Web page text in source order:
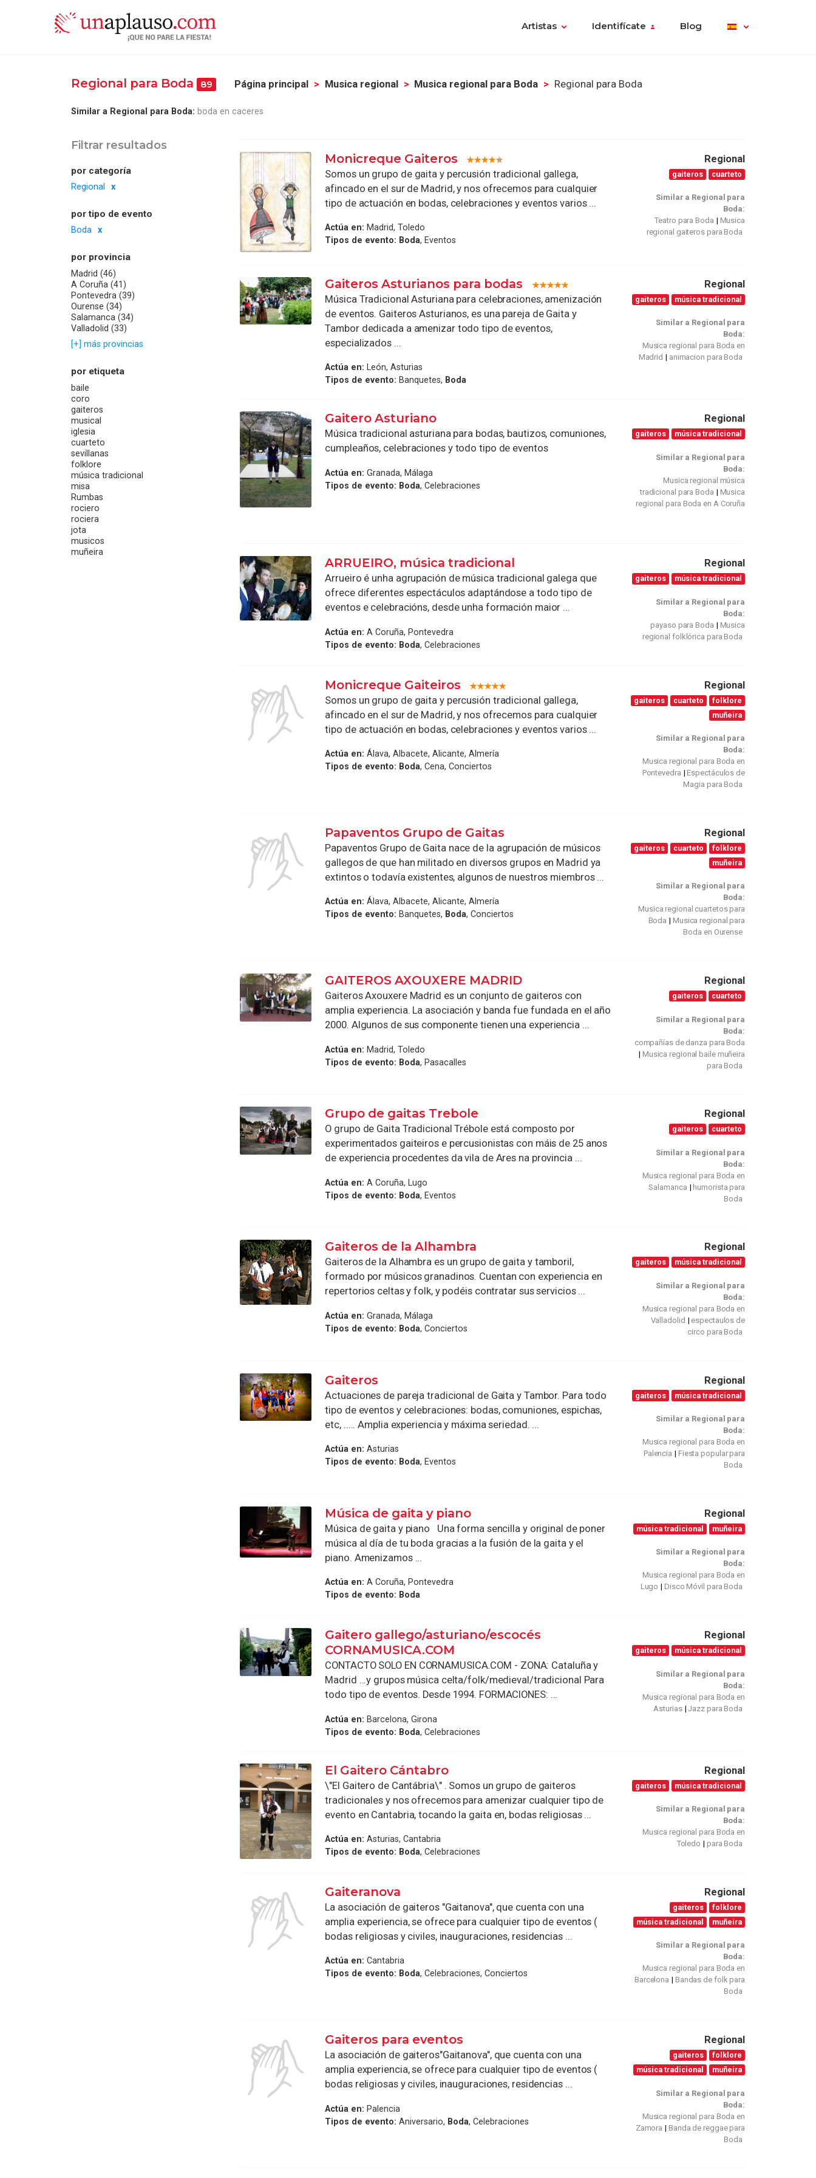
Artistas Identifícate Blog
Regional para Boda 89 Página principal Musica regional Musica regional para Boda Regional para Boda
Similar a Regional para Boda: boda en caceres
Filtrar resultados
por categoría
Regional
por tipo de evento
Boda
por provincia
Madrid (46)
A Coruña (41)
Pontevedra (39)
Ourense (34)
Salamanca (34)
Valladolid (33)
[+] más provincias
por etiqueta
baile
coro
gaiteros
musical
iglesia
cuarteto
sevillanas
folklore
música tradicional
misa
Rumbas
rociero
rociera
jota
musicos
muñeira
Monicreque Gaiteros
Somos un grupo de gaita y percusión tradicional gallega,
afincado en el sur de Madrid, y nos ofrecemos para cualquier
tipo de actuación en bodas, celebraciones y eventos varios ...
Actúa en: Madrid, Toledo
Tipos de evento: Boda, Eventos
Regional
gaiteros cuarteto
Similar a Regional para
Boda:
Teatro para Boda
Musica
regional gaiteros para Boda
Gaiteros Asturianos para bodas
Música Tradicional Asturiana para celebraciones, amenización
de eventos. Gaiteros Asturianos, es una pareja de Gaita y
Tambor dedicada a amenizar todo tipo de eventos,
especializados ...
Actúa en: León, Asturias
Tipos de evento: Banquetes, Boda
Regional
gaiteros música tradicional
Similar a Regional para
Boda:
Musica regional para Boda en
Madrid
animacion para Boda
Gaitero Asturiano
Música tradicional asturiana para bodas, bautizos, comuniones,
cumpleaños, celebraciones y todo tipo de eventos
Actúa en: Granada, Málaga
Tipos de evento: Boda, Celebraciones
Regional
gaiteros música tradicional
Similar a Regional para
Boda:
Musica regional música
tradicional para Boda
Musica
regional para Boda en A Coruña
ARRUEIRO, música tradicional
Arrueiro é unha agrupación de música tradicional galega que
ofrece diferentes espectáculos adaptándose a todo tipo de
eventos e celebracións, desde unha formación maior ...
Actúa en: A Coruña, Pontevedra
Tipos de evento: Boda, Celebraciones
Regional
gaiteros música tradicional
Similar a Regional para
Boda:
payaso para Boda
Musica
regional folklórica para Boda
Monicreque Gaiteiros
Somos un grupo de gaita y percusión tradicional gallega,
afincado en el sur de Madrid, y nos ofrecemos para cualquier
tipo de actuación en bodas, celebraciones y eventos varios ...
Actúa en: Álava, Albacete, Alicante, Almería
Tipos de evento: Boda, Cena, Conciertos
Regional
gaiteros cuarteto
folklore
muñeira
Similar a Regional para
Boda:
Musica regional para Boda en
Pontevedra
Espectáculos de
Magia para Boda
Papaventos Grupo de Gaitas
Papaventos Grupo de Gaita nace de la agrupación de músicos
gallegos de que han militado en diversos grupos en Madrid ya
extintos o todavía existentes, algunos de nuestros miembros ...
Actúa en: Álava, Albacete, Alicante, Almería
Tipos de evento: Banquetes, Boda, Conciertos
Regional
gaiteros cuarteto
folklore
muñeira
Similar a Regional para
Boda:
Musica regional cuartetos para
Boda
Musica regional para
Boda en Ourense
GAITEROS AXOUXERE MADRID
Gaiteros Axouxere Madrid es un conjunto de gaiteros con
amplia experiencia. La asociación y banda fue fundada en el año
2000. Algunos de sus componente tienen una experiencia ...
Actúa en: Madrid, Toledo
Tipos de evento: Boda, Pasacalles
Regional
gaiteros cuarteto
Similar a Regional para
Boda:
compañías de danza para Boda
Musica regional baile muñeira
para Boda
Grupo de gaitas Trebole
O grupo de Gaita Tradicional Trébole está composto por
experimentados gaiteiros e percusionistas con máis de 25 anos
de experiencia procedentes da vila de Ares na provincia ...
Actúa en: A Coruña, Lugo
Tipos de evento: Boda, Eventos
Regional
gaiteros cuarteto
Similar a Regional para
Boda:
Musica regional para Boda en
Salamanca
humorista para
Boda
Gaiteros de la Alhambra
Gaiteros de la Alhambra es un grupo de gaita y tamboril,
formado por músicos granadinos. Cuentan con experiencia en
repertorios celtas y folk, y podéis contratar sus servicios ...
Actúa en: Granada, Málaga
Tipos de evento: Boda, Conciertos
Regional
gaiteros música tradicional
Similar a Regional para
Boda:
Musica regional para Boda en
Valladolid
espectaulos de
circo para Boda
Gaiteros
Actuaciones de pareja tradicional de Gaita y Tambor. Para todo
tipo de eventos y celebraciones: bodas, comuniones, espichas,
etc, ..... Amplia experiencia y máxima seriedad. ...
Actúa en: Asturias
Tipos de evento: Boda, Eventos
Regional
gaiteros música tradicional
Similar a Regional para
Boda:
Musica regional para Boda en
Palencia
Fiesta popular para
Boda
Música de gaita y piano
Música de gaita y piano Una forma sencilla y original de poner
música al día de tu boda gracias a la fusión de la gaita y el
piano. Amenizamos ...
Actúa en: A Coruña, Pontevedra
Tipos de evento: Boda
Regional
música tradicional muñeira
Similar a Regional para
Boda:
Musica regional para Boda en
Lugo
Disco Móvil para Boda
Gaitero gallego/asturiano/escocés
CORNAMUSICA.COM
CONTACTO SOLO EN CORNAMUSICA.COM - ZONA: Cataluña y
Madrid ...y grupos música celta/folk/medieval/tradicional Para
todo tipo de eventos. Desde 1994. FORMACIONES: ...
Actúa en: Barcelona, Girona
Tipos de evento: Boda, Celebraciones
Regional
gaiteros música tradicional
Similar a Regional para
Boda:
Musica regional para Boda en
Asturias
Jazz para Boda
El Gaitero Cántabro
\"El Gaitero de Cantábria\" . Somos un grupo de gaiteros
tradicionales y nos ofrecemos para amenizar cualquier tipo de
evento en Cantabria, tocando la gaita en, bodas religiosas ...
Actúa en: Asturias, Cantabria
Tipos de evento: Boda, Celebraciones
Regional
gaiteros música tradicional
Similar a Regional para
Boda:
Musica regional para Boda en
Toledo
para Boda
Gaiteranova
La asociación de gaiteros "Gaitanova", que cuenta con una
amplia experiencia, se ofrece para cualquier tipo de eventos (
bodas religiosas y civiles, inauguraciones, residencias ...
Actúa en: Cantabria
Tipos de evento: Boda, Celebraciones, Conciertos
Regional
gaiteros
folklore
música tradicional
muñeira
Similar a Regional para
Boda:
Musica regional para Boda en
Barcelona
Bandas de folk para
Boda
Gaiteros para eventos
La asociación de gaiteros"Gaitanova", que cuenta con una
amplia experiencia, se ofrece para cualquier tipo de eventos (
bodas religiosas y civiles, inauguraciones, residencias ...
Actúa en: Palencia
Tipos de evento: Aniversario, Boda, Celebraciones
Regional
gaiteros
folklore
música tradicional
muñeira
Similar a Regional para
Boda:
Musica regional para Boda en
Zamora
Banda de reggae para
Boda